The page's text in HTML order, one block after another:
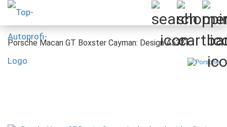
Porsche Macan GT Boxster Cayman: Design A532